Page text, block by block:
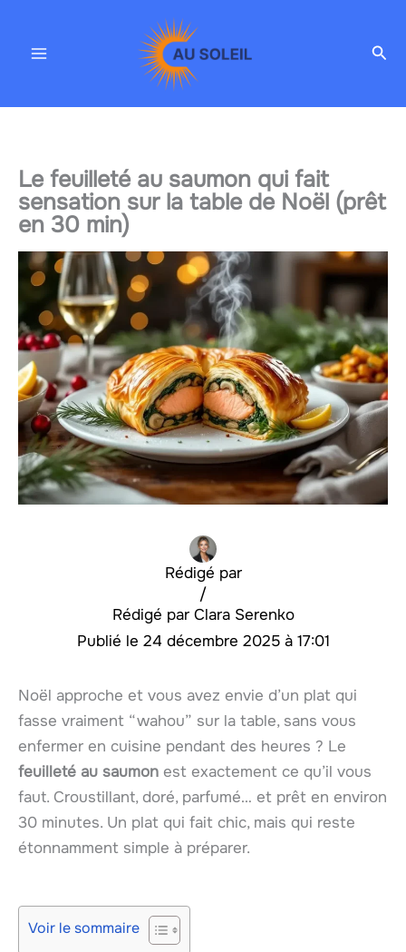
contenu
Le feuilleté au saumon qui fait
sensation sur la table de Noël (prêt
en 30 min)
Rédigé par
Clara Serenko
/
24 décembre 2025 à 17:01
Noël approche et vous avez envie d’un plat qui
fasse vraiment “wahou” sur la table, sans vous
enfermer en cuisine pendant des heures ? Le
feuilleté au saumon est exactement ce qu’il vous
faut. Croustillant, doré, parfumé… et prêt en environ
30 minutes. Un plat qui fait chic, mais qui reste
étonnamment simple à préparer.
Voir le sommaire